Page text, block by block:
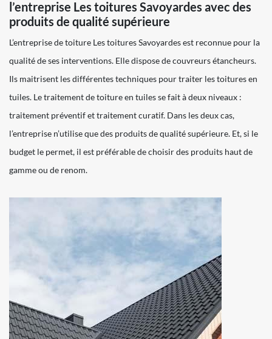
l’entreprise Les toitures Savoyardes avec des
produits de qualité supérieure
L’entreprise de toiture Les toitures Savoyardes est reconnue pour la
qualité de ses interventions. Elle dispose de couvreurs étancheurs.
Ils maitrisent les différentes techniques pour traiter les toitures en
tuiles. Le traitement de toiture en tuiles se fait à deux niveaux :
traitement préventif et traitement curatif. Dans les deux cas,
l’entreprise n’utilise que des produits de qualité supérieure. Et, si le
budget le permet, il est préférable de choisir des produits haut de
gamme ou de renom.